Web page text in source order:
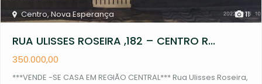
11
Centro,Nova Esperança
RUA ULISSES ROSEIRA ,182 – CENTRO R...
350.000,00
***VENDE -SE CASA EM REGIÃO CENTRAL*** Rua Ulisses Roseira,